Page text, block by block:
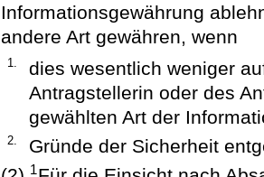
Informationsgewährung
andere Art gewähren, wenn
1.
dies wesentlich weniger
Antragstellerin oder des
gewählten Art der
2.
Gründe der Sicherheit
1